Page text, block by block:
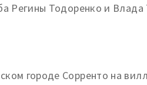
Регины Тодоренко и Влада
городе Сорренто на